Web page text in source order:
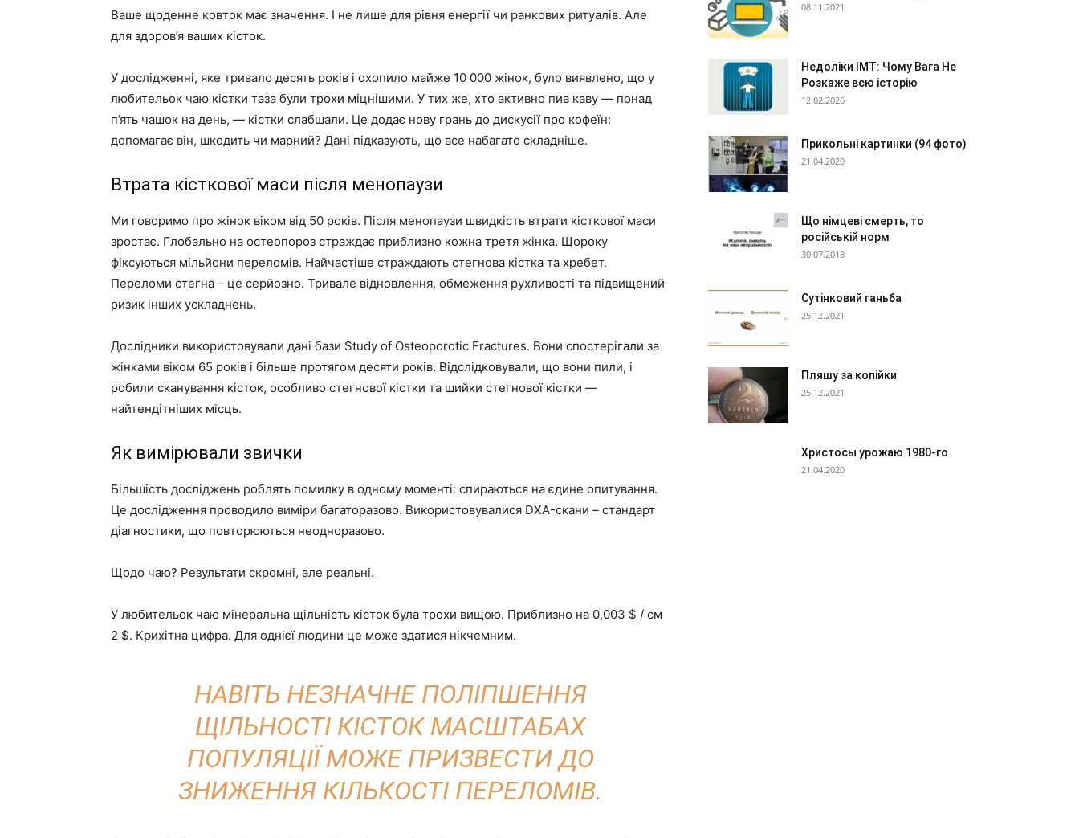
Ваше щоденне ковток має значення. І не лише для рівня енергії чи ранкових ритуалів. Але
для здоров’я ваших кісток.
У дослідженні, яке тривало десять років і охопило майже 10 000 жінок, було виявлено, що у
любительок чаю кістки таза були трохи міцнішими. У тих же, хто активно пив каву — понад
п’ять чашок на день, — кістки слабшали. Це додає нову грань до дискусії про кофеїн:
допомагає він, шкодить чи марний? Дані підказують, що все набагато складніше.
Втрата кісткової маси після менопаузи
Ми говоримо про жінок віком від 50 років. Після менопаузи швидкість втрати кісткової маси
зростає. Глобально на остеопороз страждає приблизно кожна третя жінка. Щороку
фіксуються мільйони переломів. Найчастіше страждають стегнова кістка та хребет.
Переломи стегна – це серйозно. Тривале відновлення, обмеження рухливості та підвищений
ризик інших ускладнень.
Дослідники використовували дані бази Study of Osteoporotic Fractures. Вони спостерігали за
жінками віком 65 років і більше протягом десяти років. Відслідковували, що вони пили, і
робили сканування кісток, особливо стегнової кістки та шийки стегнової кістки —
найтендітніших місць.
Як вимірювали звички
Більшість досліджень роблять помилку в одному моменті: спираються на єдине опитування.
Це дослідження проводило виміри багаторазово. Використовувалися DXA-скани – стандарт
діагностики, що повторюються неодноразово.
Щодо чаю? Результати скромні, але реальні.
У любительок чаю мінеральна щільність кісток була трохи вищою. Приблизно на 0,003 $ / см
2 $. Крихітна цифра. Для однієї людини це може здатися нікчемним.
НАВІТЬ НЕЗНАЧНЕ ПОЛІПШЕННЯ
ЩІЛЬНОСТІ КІСТОК МАСШТАБАХ
ПОПУЛЯЦІЇ МОЖЕ ПРИЗВЕСТИ ДО
ЗНИЖЕННЯ КІЛЬКОСТІ ПЕРЕЛОМІВ.
08.11.2021
Недоліки ІМТ: Чому Вага Не
Розкаже всю історію
12.02.2026
Прикольні картинки (94 фото)
21.04.2020
Що німцеві смерть, то
російській норм
30.07.2018
Сутінковий ганьба
25.12.2021
Пляшу за копійки
25.12.2021
Христосы урожаю 1980-го
21.04.2020